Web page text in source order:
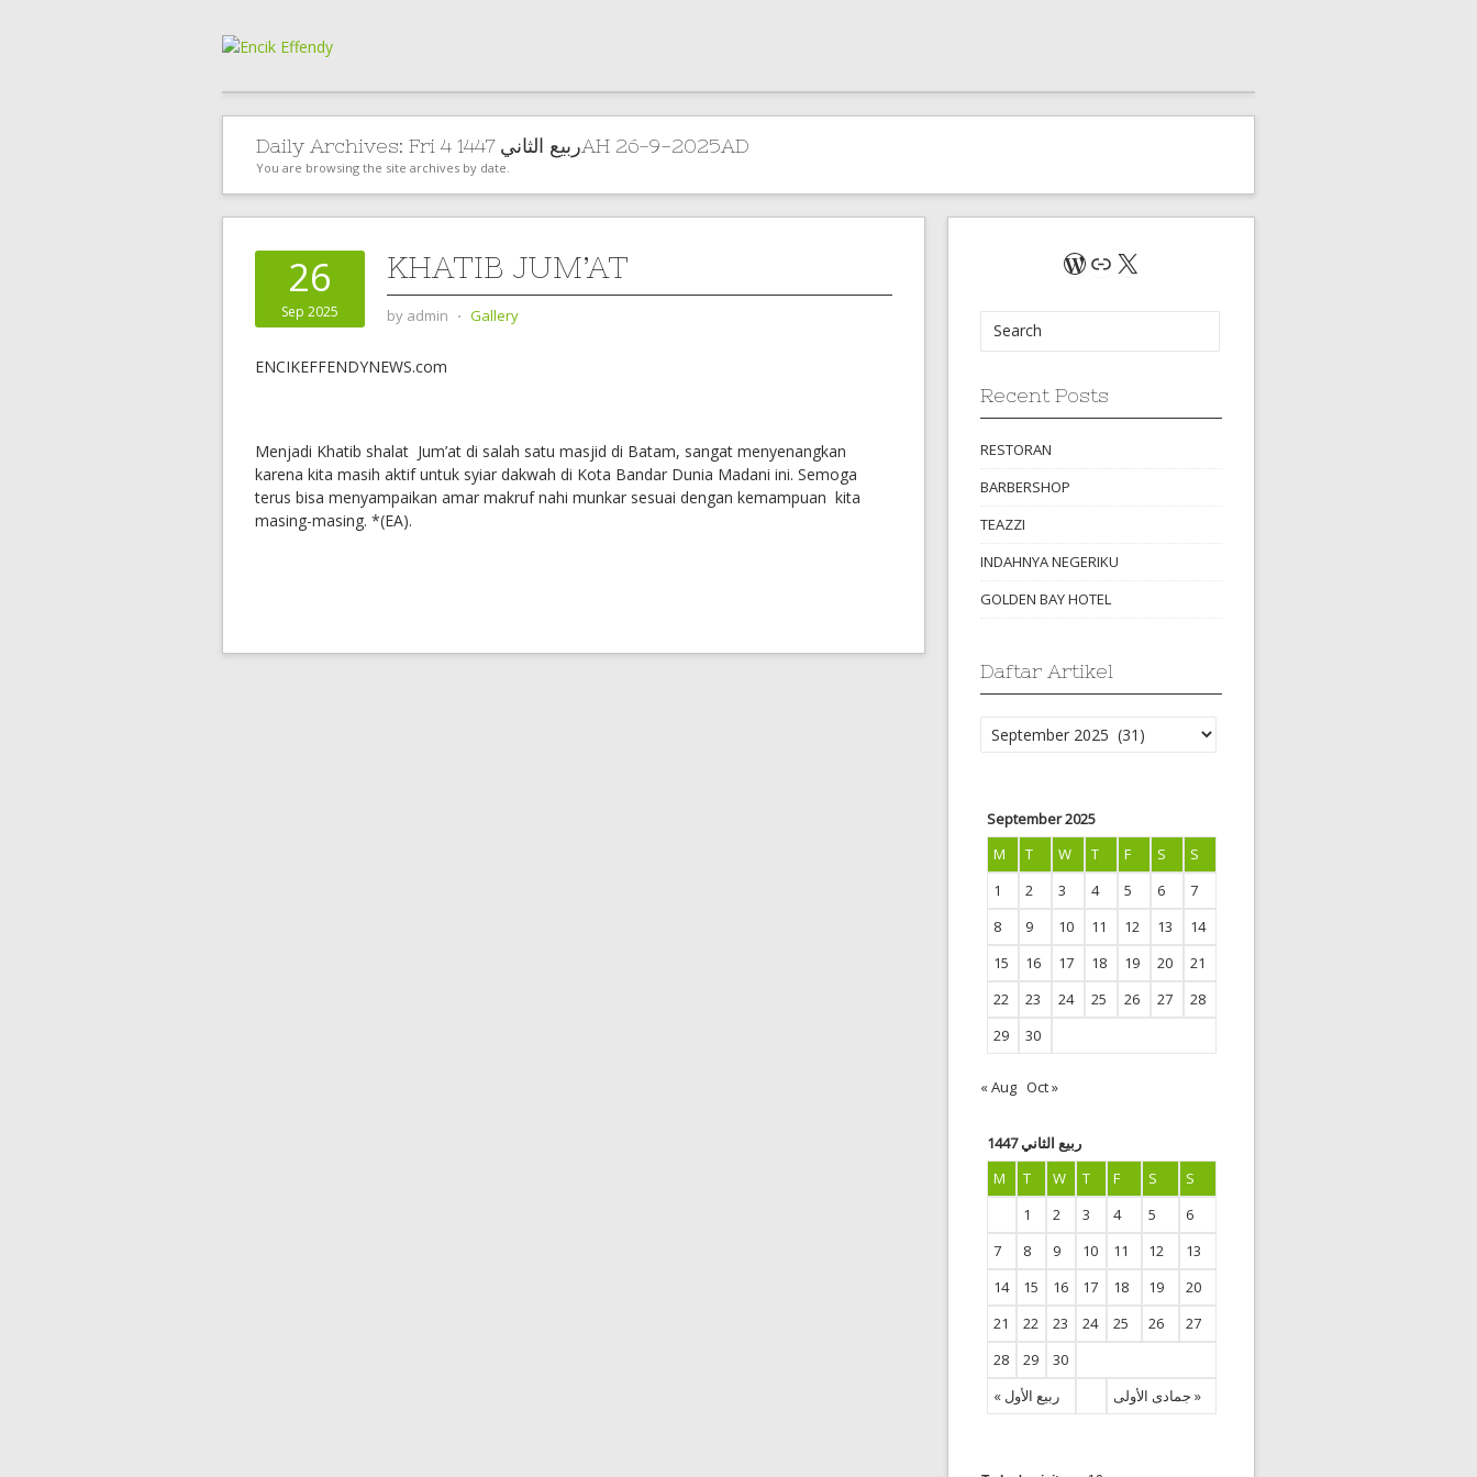
Daily Archives: Fri 4 ربيع الثاني 1447AH 26-9-2025AD
You are browsing the site archives by date.
26
Sep 2025
KHATIB JUM’AT
by admin ⋅ Gallery
ENCIKEFFENDYNEWS.com
Menjadi Khatib shalat Jum’at di salah satu masjid di Batam, sangat menyenangkan
karena kita masih aktif untuk syiar dakwah di Kota Bandar Dunia Madani ini. Semoga
terus bisa menyampaikan amar makruf nahi munkar sesuai dengan kemampuan kita
masing-masing. *(EA).
WordPress
Link
X
Recent Posts
RESTORAN
BARBERSHOP
TEAZZI
INDAHNYA NEGERIKU
GOLDEN BAY HOTEL
Daftar Artikel
Daftar
Artikel
September 2025
M
T W T F S
S
1
2 3 4 5 6
7
8
9 10 11 12 13
14
15
16 17 18 19 20
21
22
23 24 25 26 27
28
29
30
« Aug Oct »
ربيع الثاني 1447
M
T W T F S S
« ربيع الأول جمادى الأولى »
1 2 3 4 5
6
7
8 9 10 11 12
13
14
15 16 17 18 19
20
21
22 23 24 25 26
27
28
29 30